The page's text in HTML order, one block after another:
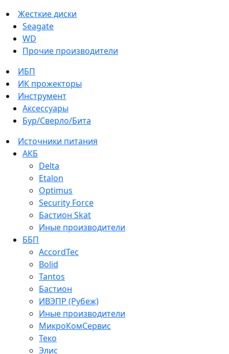
Жесткие диски
Seagate
WD
Прочие производители
ИБП
ИК прожекторы
Инструмент
Аксессуары
Бур/Сверло/Бита
Источники питания
АКБ
Delta
Etalon
Optimus
Security Force
Бастион Skat
Иные производители
ББП
AccordTec
Bolid
Tantos
Бастион
ИВЭПР (Рубеж)
Иные производители
МикроКомСервис
Теко
Элис